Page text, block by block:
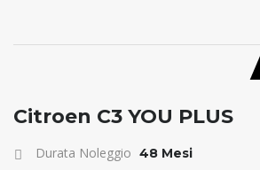
ANTICIPO 0
Citroen C3 YOU PLUS
Durata Noleggio 48 Mesi